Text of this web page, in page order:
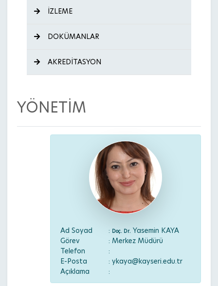
İZLEME
DOKÜMANLAR
AKREDİTASYON
YÖNETİM
Ad Soyad : Doç. Dr. Yasemin KAYA
Görev
: Merkez Müdürü
Telefon
:
E-Posta
: ykaya@kayseri.edu.tr
Açıklama
: